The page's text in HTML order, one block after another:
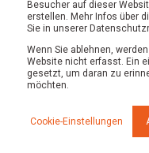
Besucher auf dieser
erstellen. Mehr Infos über
Sie in unserer
Wenn Sie ablehnen,
Website nicht erfasst. Ein
gesetzt, um daran zu
möchten.
Cookie-Einstellungen
Meta Tags